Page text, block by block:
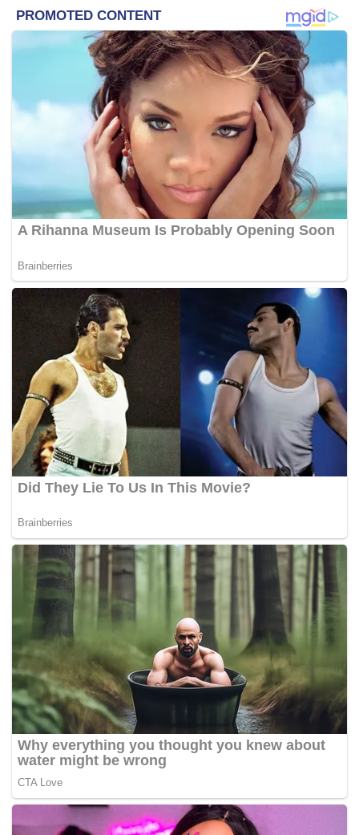
Hashim berkata, dalam serbuan jam 7.30 malam itu,
pihaknya menahan enam individu termasuk seorang
wanita terdiri daripada empat warga Kemboja dan dua
“Pemeriksaan di premis terbabit menemui hampir 200
kura-kura disyaki spesies Chinese Stripe Necked Turtle,
Black Pond Turtles, Snapping Turtle, Sulcata Tortoise,
Leopard Tortoise, Red Footed Tortoise dan Kura-Kura
Katup.
“Selain itu, kami turut merampas tiga ular, seekor
ketika dihubungi, hari ini.
Beliau berkata, nilai keseluruhan rampasan dalam serbuan
itu dianggarkan berjumlah RM246,394.
“Hasil soal siasat terhadap suspek, mereka gagal
mengemukakan lesen atau permit daripada Jabatan
Perhilitan yang membolehkan menyimpan hidupan liar
dilindungi itu.
“Beberapa barangan seperti tiga telefon bimbit, Ipad, buku
resit, 10 kamera litar tertutup (CCTV), empat set komputer
serta dua peti sejuk dirampas untuk tindakan lanjut,”
Menurutnya, siasatan awal dilakukan mendapati kura-kura
itu diseludup masuk dari luar negara untuk pasaran gelap
tempatan.
“Kami tidak menolak kemungkinan aktiviti jualan itu
berlaku secara dalam talian dan pembeli tetap.
“Siasatan masih dijalankan untuk mengenal pasti
rangkaian ahli serta pembeli terlibat,” katanya yang
memaklumkan tindakan diambil mengikut Akta
Pemuliharaan Hidupan Liar 2010 [Akta 716].
-Harian Metro
Tags: Sindiket Jual Haiwan Tahan warga asing